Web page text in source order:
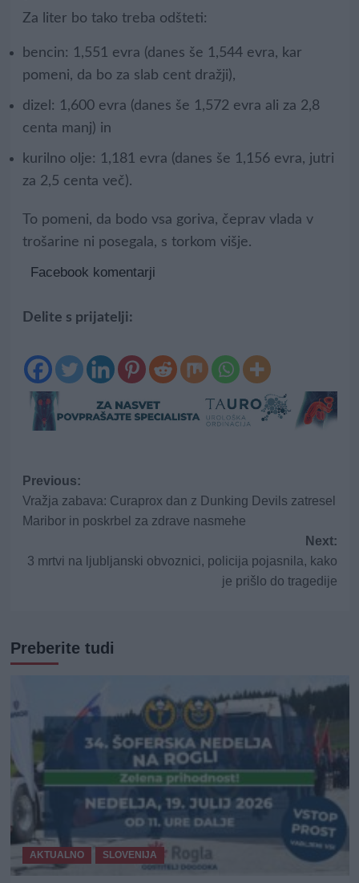
Za liter bo tako treba odšteti:
bencin: 1,551 evra (danes še 1,544 evra, kar
pomeni, da bo za slab cent dražji),
dizel: 1,600 evra (danes še 1,572 evra ali za 2,8
centa manj) in
kurilno olje: 1,181 evra (danes še 1,156 evra, jutri
za 2,5 centa več).
To pomeni, da bodo vsa goriva, čeprav vlada v
trošarine ni posegala, s torkom višje.
Facebook komentarji
Delite s prijatelji:
Post
navigation
Previous:
Vražja zabava: Curaprox dan z Dunking Devils zatresel
Maribor in poskrbel za zdrave nasmehe
Next:
3 mrtvi na ljubljanski obvoznici, policija pojasnila, kako
je prišlo do tragedije
Preberite tudi
AKTUALNO SLOVENIJA